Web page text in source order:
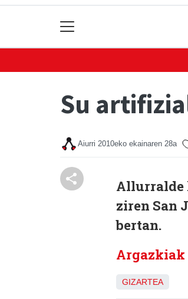
Su
Aiurri 2010eko ekainaren 28a
Allurralde
ziren San
bertan.
Argazkiak
GIZARTEA